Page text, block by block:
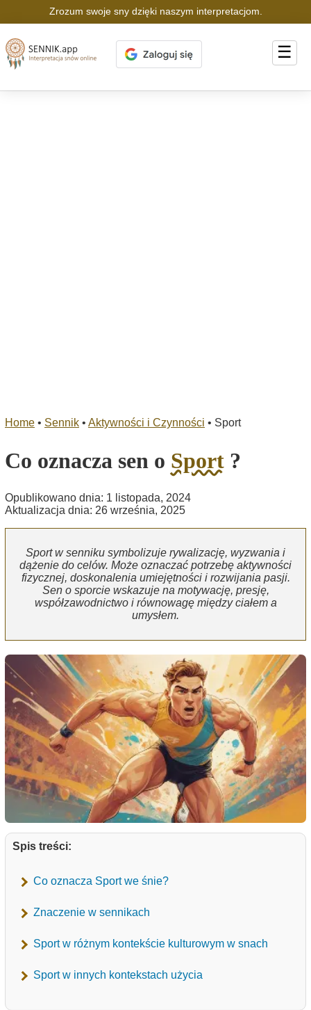
Zrozum swoje sny dzięki naszym interpretacjom.
☰
Home • Sennik • Aktywności i Czynności • Sport
Co oznacza sen o Sport ?
Opublikowano dnia: 1 listopada, 2024
Aktualizacja dnia: 26 września, 2025
Sport w senniku symbolizuje rywalizację, wyzwania i
dążenie do celów. Może oznaczać potrzebę aktywności
fizycznej, doskonalenia umiejętności i rozwijania pasji.
Sen o sporcie wskazuje na motywację, presję,
współzawodnictwo i równowagę między ciałem a
umysłem.
Spis treści:
Co oznacza Sport we śnie?
Znaczenie w sennikach
Sport w różnym kontekście kulturowym w snach
Sport w innych kontekstach użycia